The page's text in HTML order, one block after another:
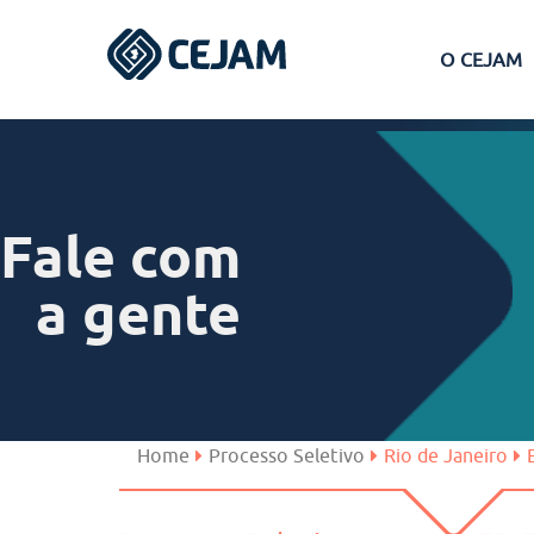
O CEJAM
Ferraz de Vasconcelos
São José dos Campos
Fale com
a gente
Home Processo Seletivo Rio de Janeiro